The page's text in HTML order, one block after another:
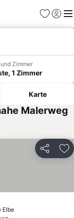
Favoriten
Zimmer
1 Zimmer
Karte
Malerweg
Teilen
ElbePreise sehen